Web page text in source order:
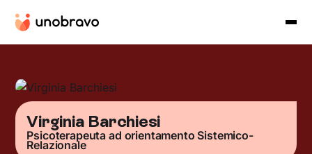
Virginia Barchiesi
Psicoterapeuta ad orientamento Sistemico-
Relazionale